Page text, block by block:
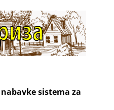
sistema za